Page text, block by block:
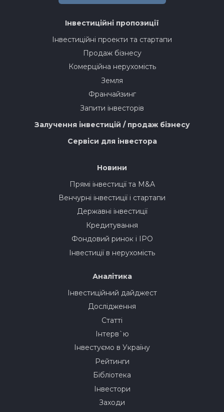
Інвестиційні пропозиції
Інвестиційні проекти та стартапи
Продаж бізнесу
Комерційна нерухомість
Земля
Франчайзинг
Запити інвесторів
Залучення інвестицій / продаж бізнесу
Сервіси для інвестора
Новини
Прямі інвестиції та M&A
Венчурні інвестиції і стартапи
Державні інвестиції
Кредитування
Фондовий ринок і IPO
Інвестиції в нерухомість
Аналітика
Інвестиційний дайджест
Дослідження
Статті
Інтерв`ю
Інвестуємо в Україну
Рейтинги
Бібліотека
Інвестори
Заходи